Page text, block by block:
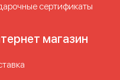
сертификаты
магазин